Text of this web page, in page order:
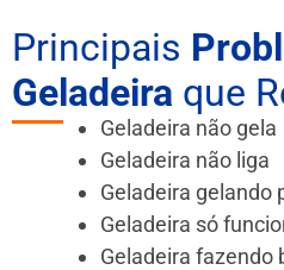
Principais
Geladeira que
Geladeira não gela
Geladeira não liga
Geladeira gelando
Geladeira só
Geladeira fazendo